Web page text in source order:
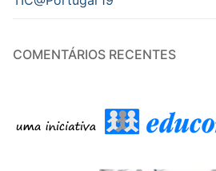
COMENTÁRIOS RECENTES